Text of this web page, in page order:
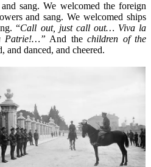
sang. We welcomed the foreign
and sang. We welcomed ships
“Call out, just call out… Viva la
Patrie!…” And thechildren of the
and danced, and cheered.